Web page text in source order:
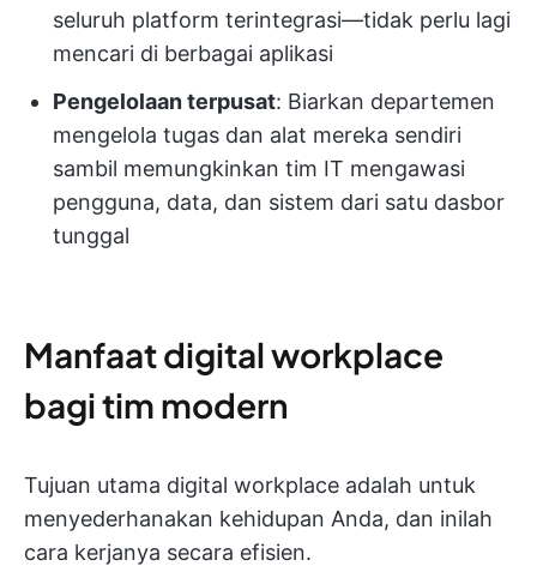
seluruh platform terintegrasi—tidak perlu lagi
mencari di berbagai aplikasi
Pengelolaan terpusat: Biarkan departemen
mengelola tugas dan alat mereka sendiri
sambil memungkinkan tim IT mengawasi
pengguna, data, dan sistem dari satu dasbor
tunggal
Manfaat digital workplace
bagi tim modern
Tujuan utama digital workplace adalah untuk
menyederhanakan kehidupan Anda, dan inilah
cara kerjanya secara efisien.